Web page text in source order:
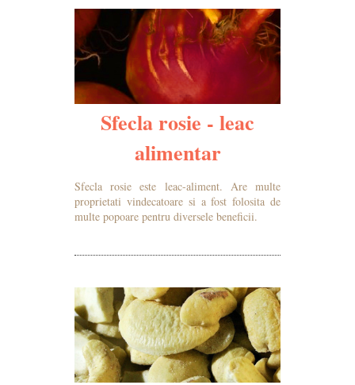
Sfecla rosie - leac
alimentar
Sfecla rosie este leac-aliment. Are multe
proprietati vindecatoare si a fost folosita de
multe popoare pentru diversele beneficii.